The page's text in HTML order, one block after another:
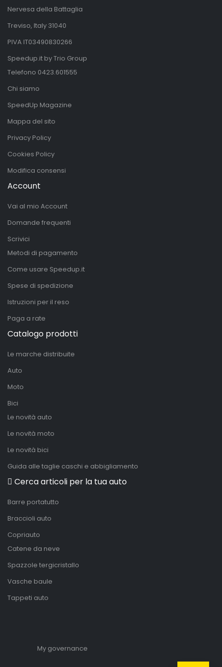
Nervesa della Battaglia
Treviso, Italy 31040
PIVA IT03490830266
Speedup.it by Trio Group
Telefono 0423.601555
Chi siamo
SpeedUp Magazine
Mappa del sito
Privacy Policy
Cookies Policy
Modifica consensi
Account
Vai al mio Account
Domande frequenti
Scrivici
Metodi di pagamento
Come usare Speedup.it
Spese di spedizione
Istruzioni per il reso
Paga a rate
Catalogo prodotti
Le marche distribuite
Auto
Moto
Bici
Le novità auto
Le novità moto
Le novità bici
Guida alle taglie caschi e abbigliamento
Cerca articoli per la tua auto
Barre portatutto
Braccioli auto
Copriauto
Catene da neve
Spazzole tergicristallo
Vasche baule
Tappeti auto
My governance